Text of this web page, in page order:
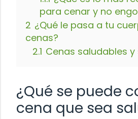
para cenar y no
2 ¿Qué le pasa a tu
cenas?
2.1 Cenas saludables y
¿Qué se puede
cena que sea